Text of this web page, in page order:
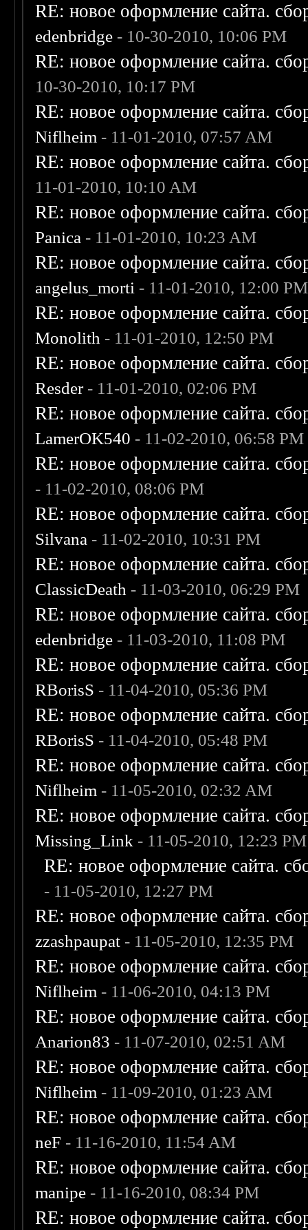
RE: новое оформление сайта.
edenbridge - 10-30-2010, 10:06 PM
RE: новое оформление сайта.
10-30-2010, 10:17 PM
RE: новое оформление сайта.
Niflheim - 11-01-2010, 07:57 AM
RE: новое оформление сайта.
11-01-2010, 10:10 AM
RE: новое оформление сайта.
Panica - 11-01-2010, 10:23 AM
RE: новое оформление сайта.
angelus_morti - 11-01-2010, 12:00 PM
RE: новое оформление сайта.
Monolith - 11-01-2010, 12:50 PM
RE: новое оформление сайта.
Resder- 11-01-2010, 02:06 PM
RE: новое оформление сайта.
LamerOK540 - 11-02-2010, 06:58 PM
RE: новое оформление сайта.
- 11-02-2010, 08:06 PM
RE: новое оформление сайта.
Silvana - 11-02-2010, 10:31 PM
RE: новое оформление сайта.
ClassicDeath - 11-03-2010, 06:29 PM
RE: новое оформление сайта.
edenbridge - 11-03-2010, 11:08 PM
RE: новое оформление сайта.
RBorisS - 11-04-2010, 05:36 PM
RE: новое оформление сайта.
RBorisS - 11-04-2010, 05:48 PM
RE: новое оформление сайта.
Niflheim - 11-05-2010, 02:32 AM
RE: новое оформление сайта.
Missing_Link - 11-05-2010, 12:23 PM
RE: новое оформление сайта.
- 11-05-2010, 12:27 PM
RE: новое оформление сайта.
zzashpaupat - 11-05-2010, 12:35 PM
RE: новое оформление сайта.
Niflheim - 11-06-2010, 04:13 PM
RE: новое оформление сайта.
Anarion83 - 11-07-2010, 02:51 AM
RE: новое оформление сайта.
Niflheim - 11-09-2010, 01:23 AM
RE: новое оформление сайта.
neF - 11-16-2010, 11:54 AM
RE: новое оформление сайта.
manipe - 11-16-2010, 08:34 PM
RE: новое оформление сайта.